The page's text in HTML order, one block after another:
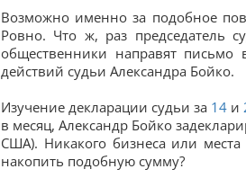
Возможно именно за подобное
Ровно. Что ж, раз председатель
общественники направят
действий судьи Александра Бойко.
Изучение декларации судьи за 14 и
в месяц, Александр Бойко
США). Никакого бизнеса или
накопить подобную сумму?